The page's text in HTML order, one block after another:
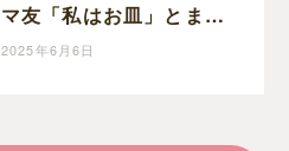
マ友「私はお皿」とまさ
かの共感。そんな日もあ
2025年6月6日